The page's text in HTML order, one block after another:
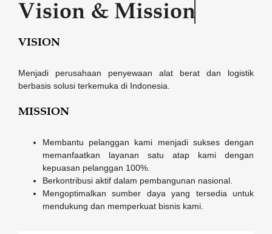
Vision & Mission
VISION
Menjadi perusahaan penyewaan alat berat dan logistik
berbasis solusi terkemuka di Indonesia.
MISSION
Membantu pelanggan kami menjadi sukses dengan
memanfaatkan layanan satu atap kami dengan
kepuasan pelanggan 100%.
Berkontribusi aktif dalam pembangunan nasional.
Mengoptimalkan sumber daya yang tersedia untuk
mendukung dan memperkuat bisnis kami.